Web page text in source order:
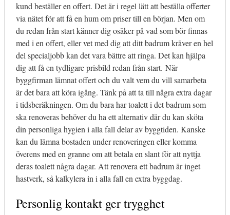
kund beställer en offert. Det är i regel lätt att beställa offerter
via nätet för att få en hum om priser till en början. Men om
du redan från start känner dig osäker på vad som bör finnas
med i en offert, eller vet med dig att ditt badrum kräver en hel
del specialjobb kan det vara bättre att ringa. Det kan hjälpa
dig att få en tydligare prisbild redan från start. När
byggfirman lämnat offert och du valt vem du vill samarbeta
är det bara att köra igång. Tänk på att ta till några extra dagar
i tidsberäkningen. Om du bara har toalett i det badrum som
ska renoveras behöver du ha ett alternativ där du kan sköta
din personliga hygien i alla fall delar av byggtiden. Kanske
kan du lämna bostaden under renoveringen eller komma
överens med en granne om att betala en slant för att nyttja
deras toalett några dagar. Att renovera ett badrum är inget
hastverk, så kalkylera in i alla fall en extra byggdag.
Personlig kontakt ger trygghet